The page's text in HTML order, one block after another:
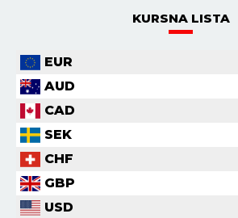
KURSNA LISTA
EUR
AUD
CAD
SEK
CHF
GBP
USD